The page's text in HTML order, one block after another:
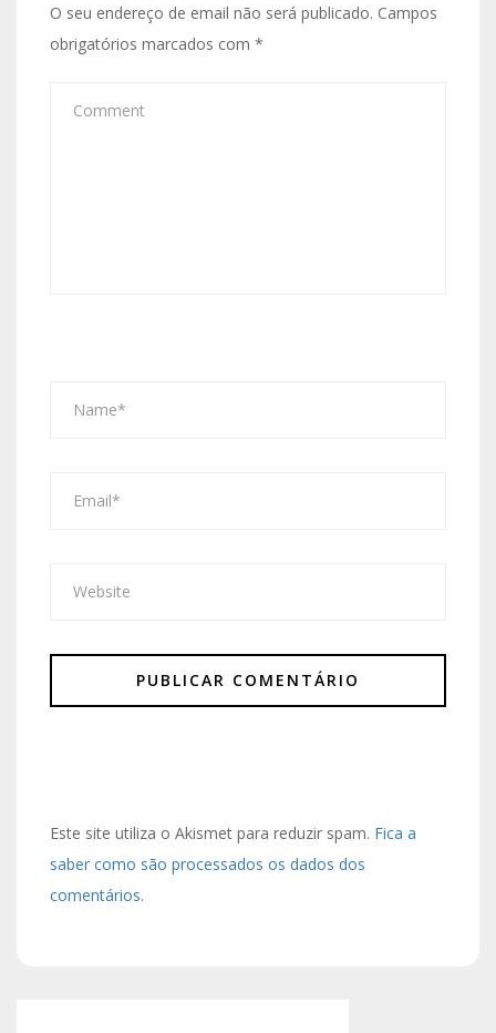
O seu endereço de email não será publicado. Campos
obrigatórios marcados com *
Este site utiliza o Akismet para reduzir spam. Fica a
saber como são processados os dados dos
comentários.